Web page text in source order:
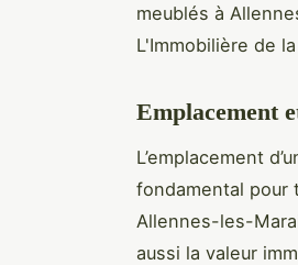
meublés à
L'Immobilière de
Emplacement
L’emplacement
fondamental pour
Allennes-les-
aussi la valeur